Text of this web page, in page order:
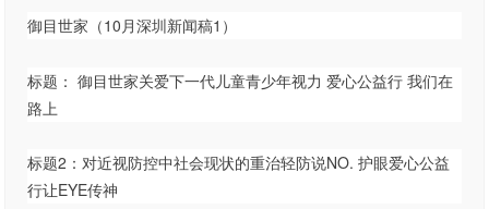
御目世家（10月深圳新闻稿1）
标题： 御目世家关爱下一代儿童青少年视力 爱心公益行 我们在
路上
标题2：对近视防控中社会现状的重治轻防说NO. 护眼爱心公益
行让EYE传神